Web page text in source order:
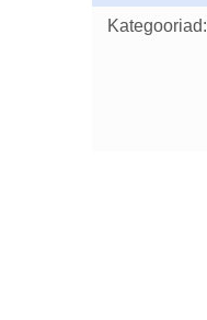
Kategooriad: